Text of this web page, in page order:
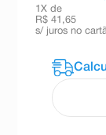
1 X de
R$ 41,65
s/ juros no